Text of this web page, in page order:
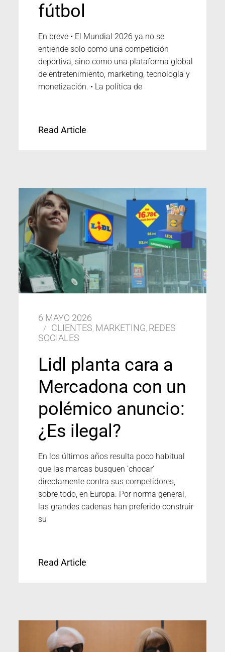
fútbol
En breve • El Mundial 2026 ya no se
entiende solo como una competición
deportiva, sino como una plataforma global
de entretenimiento, marketing, tecnología y
monetización. • La política de
Read Article
6 MAYO 2026
CLIENTES MARKETING REDES
SOCIALES
Lidl planta cara a
Mercadona con un
polémico anuncio:
¿Es ilegal?
En los últimos años resulta poco habitual
que las marcas busquen ‘chocar’
directamente contra sus competidores,
sobre todo, en Europa. Por norma general,
las grandes cadenas han preferido construir
su
Read Article